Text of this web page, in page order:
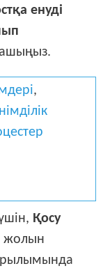
енуді
,
Қосу
жолын